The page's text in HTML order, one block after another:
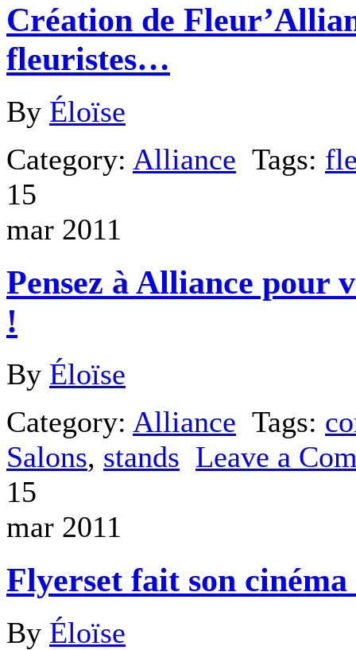
Création de
fleuristes…
By Éloïse
Category: Alliance Tags:
15
mar 2011
Pensez à Alliance pour
!
By Éloïse
Category: Alliance Tags:
Salons, stands Leave a
15
mar 2011
Flyerset fait son
By Éloïse